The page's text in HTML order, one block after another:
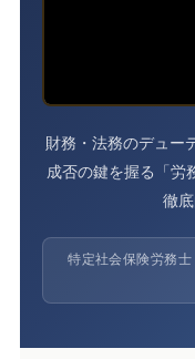
財務・法務のデュー
成否の鍵を握る「労
徹
特定社会保険労務